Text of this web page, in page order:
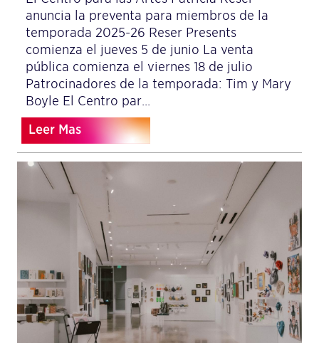
anuncia la preventa para miembros de la
temporada 2025-26 Reser Presents
comienza el jueves 5 de junio La venta
pública comienza el viernes 18 de julio
Patrocinadores de la temporada: Tim y Mary
Boyle El Centro par...
Leer Mas